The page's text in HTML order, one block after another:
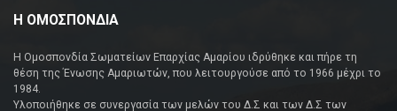
Η ΟΜΟΣΠΟΝΔΙΑ
Η Ομοσπονδία Σωματείων Επαρχίας Αμαρίου ιδρύθηκε και πήρε τη
θέση της Ένωσης Αμαριωτών, που λειτουργούσε από το 1966 μέχρι το
1984.
Υλοποιήθηκε σε συνεργασία των μελών του Δ.Σ και των Δ.Σ των